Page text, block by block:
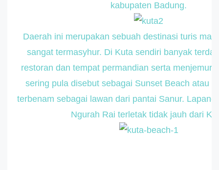
kabupaten Badung.
Daerah ini merupakan sebuah destinasi turis
sangat termasyhur. Di Kuta sendiri banyak
restoran dan tempat permandian serta menjemur
sering pula disebut sebagai Sunset Beach atau
terbenam sebagai lawan dari pantai Sanur.
Ngurah Rai terletak tidak jauh dari